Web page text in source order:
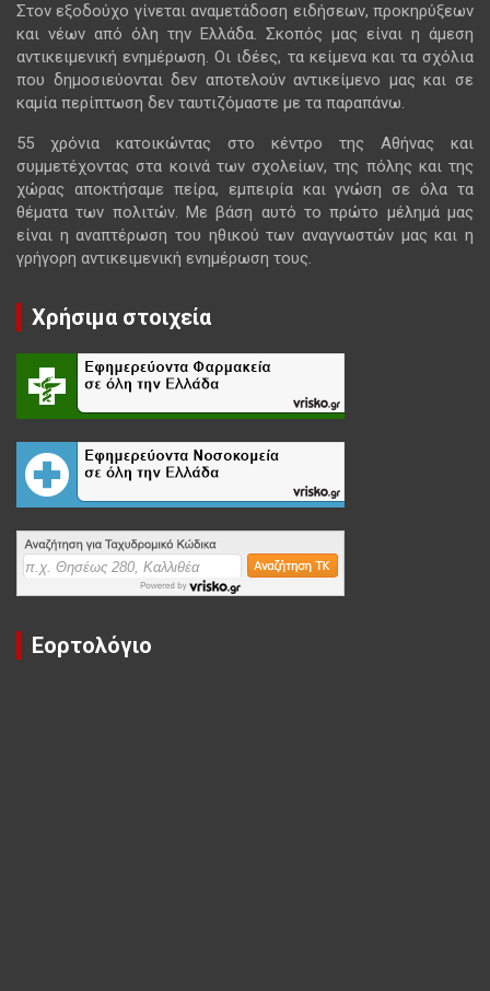
Στον εξοδούχο γίνεται αναμετάδοση ειδήσεων, προκηρύξεων
και νέων από όλη την Ελλάδα. Σκοπός μας είναι η άμεση
αντικειμενική ενημέρωση. Οι ιδέες, τα κείμενα και τα σχόλια
που δημοσιεύονται δεν αποτελούν αντικείμενο μας και σε
καμία περίπτωση δεν ταυτιζόμαστε με τα παραπάνω.
55 χρόνια κατοικώντας στο κέντρο της Αθήνας και
συμμετέχοντας στα κοινά των σχολείων, της πόλης και της
χώρας αποκτήσαμε πείρα, εμπειρία και γνώση σε όλα τα
θέματα των πολιτών. Με βάση αυτό το πρώτο μέλημά μας
είναι η αναπτέρωση του ηθικού των αναγνωστών μας και η
γρήγορη αντικειμενική ενημέρωση τους.
Χρήσιμα στοιχεία
Εορτολόγιο